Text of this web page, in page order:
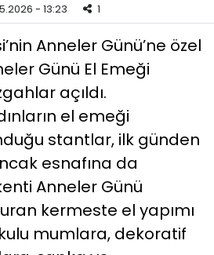
- 13:23 1
Anneler Günü’ne özel
Günü El Emeği
açıldı.
el emeği
stantlar, ilk günden
esnafına da
Anneler Günü
kermeste el yapımı
mumlara, dekoratif